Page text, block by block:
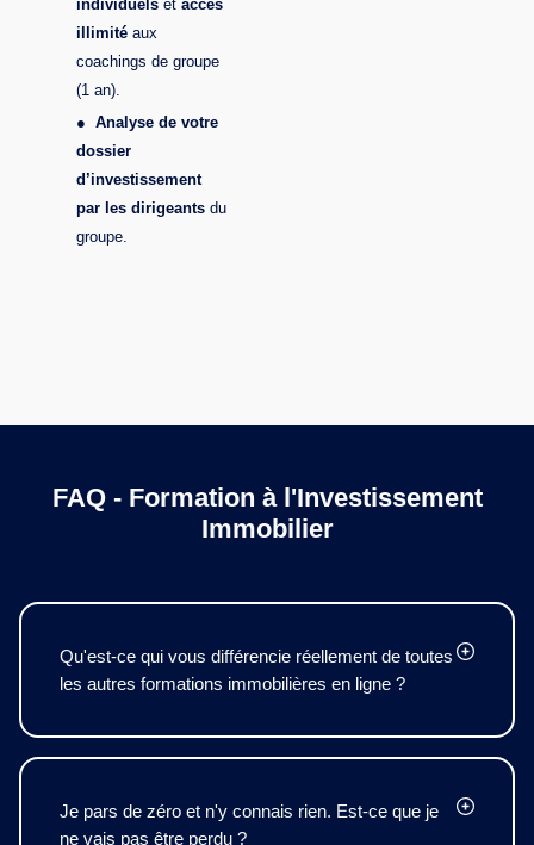
individuels et accès
illimité aux
coachings de groupe
(1 an).
● Analyse de votre
dossier
d’investissement
par les dirigeants du
groupe.
FAQ - Formation à l'Investissement
Immobilier
Qu'est-ce qui vous différencie réellement de toutes
les autres formations immobilières en ligne ?
Je pars de zéro et n'y connais rien. Est-ce que je
ne vais pas être perdu ?